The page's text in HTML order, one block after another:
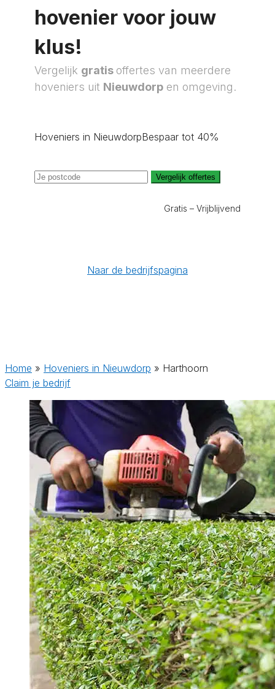
hovenier voor jouw
klus!
Vergelijk gratis offertes van meerdere
hoveniers uit Nieuwdorp en omgeving.
Hoveniers in NieuwdorpBespaar tot 40%
Vergelijk offertes
Gratis – Vrijblijvend
Naar de bedrijfspagina
Home » Hoveniers in Nieuwdorp » Harthoorn
Claim je bedrijf